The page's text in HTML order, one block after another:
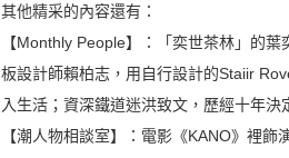
其他精采的內容還有：
【Monthly People】：「奕世茶林」的
板設計師賴柏志，用自行設計的Staiir
入生活；資深鐵道迷洪致文，歷經十年
【潮人物相談室】：電影《KANO》裡